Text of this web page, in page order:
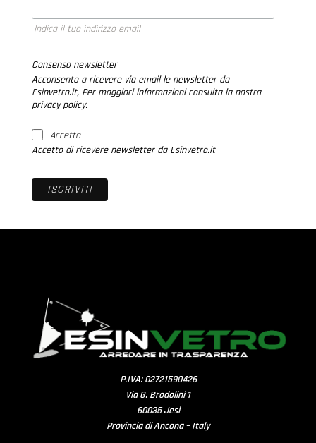
Indica il tuo indirizzo email
Consenso newsletter
Acconsento a ricevere via email le newsletter da
Esinvetro.it, Per maggiori informazioni consulta la nostra
privacy policy.
Accetto
Accetto di ricevere newsletter da Esinvetro.it
P.IVA: 02721590426
Via G. Brodolini 1
60035 Jesi
Provincia di Ancona – Italy